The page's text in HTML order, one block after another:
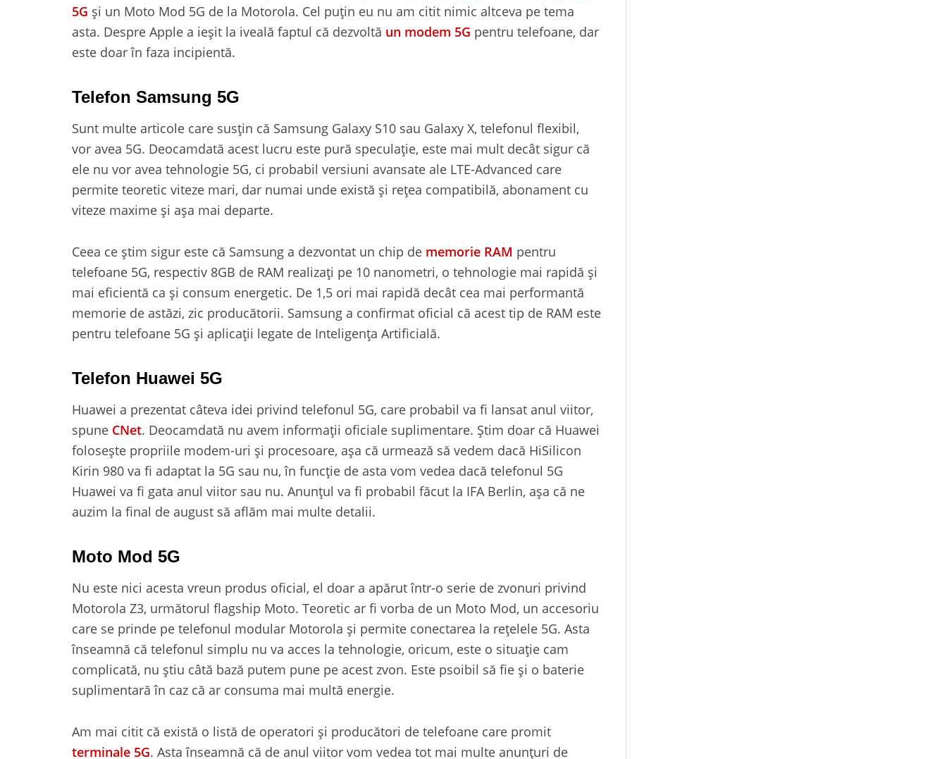
5G și un Moto Mod 5G de la Motorola. Cel puțin eu nu am citit nimic altceva pe tema
asta. Despre Apple a ieșit la iveală faptul că dezvoltă un modem 5G pentru telefoane, dar
este doar în faza incipientă.
Telefon Samsung 5G
Sunt multe articole care susțin că Samsung Galaxy S10 sau Galaxy X, telefonul flexibil,
vor avea 5G. Deocamdată acest lucru este pură speculație, este mai mult decât sigur că
ele nu vor avea tehnologie 5G, ci probabil versiuni avansate ale LTE-Advanced care
permite teoretic viteze mari, dar numai unde există și rețea compatibilă, abonament cu
viteze maxime și așa mai departe.
Ceea ce știm sigur este că Samsung a dezvontat un chip de memorie RAM pentru
telefoane 5G, respectiv 8GB de RAM realizați pe 10 nanometri, o tehnologie mai rapidă și
mai eficientă ca și consum energetic. De 1,5 ori mai rapidă decât cea mai performantă
memorie de astăzi, zic producătorii. Samsung a confirmat oficial că acest tip de RAM este
pentru telefoane 5G și aplicații legate de Inteligența Artificială.
Telefon Huawei 5G
Huawei a prezentat câteva idei privind telefonul 5G, care probabil va fi lansat anul viitor,
spune CNet. Deocamdată nu avem informații oficiale suplimentare. Știm doar că Huawei
folosește propriile modem-uri și procesoare, așa că urmează să vedem dacă HiSilicon
Kirin 980 va fi adaptat la 5G sau nu, în funcție de asta vom vedea dacă telefonul 5G
Huawei va fi gata anul viitor sau nu. Anunțul va fi probabil făcut la IFA Berlin, așa că ne
auzim la final de august să aflăm mai multe detalii.
Moto Mod 5G
Nu este nici acesta vreun produs oficial, el doar a apărut într-o serie de zvonuri privind
Motorola Z3, următorul flagship Moto. Teoretic ar fi vorba de un Moto Mod, un accesoriu
care se prinde pe telefonul modular Motorola și permite conectarea la rețelele 5G. Asta
înseamnă că telefonul simplu nu va acces la tehnologie, oricum, este o situație cam
complicată, nu știu câtă bază putem pune pe acest zvon. Este psoibil să fie și o baterie
suplimentară în caz că ar consuma mai multă energie.
Am mai citit că există o listă de operatori și producători de telefoane care promit
terminale 5G. Asta înseamnă că de anul viitor vom vedea tot mai multe anunțuri de